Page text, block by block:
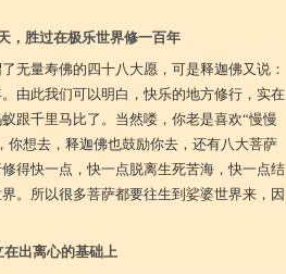
，胜过在极乐世界修一百年
无量寿佛的四十八大愿，可是释迦佛又说：
由此我们可以明白，快乐的地方修行，实在
跟千里马比了。当然喽，你老是喜欢“慢慢
你想去，释迦佛也鼓励你去，还有八大菩萨
得快一点，快一点脱离生死苦海，快一点结
。所以很多菩萨都要往生到娑婆世界来，因
出离心的基础上